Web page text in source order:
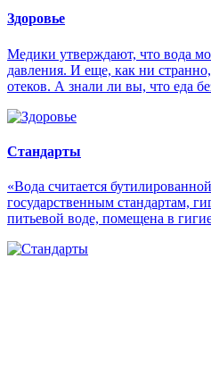
Здоровье
Медики утверждают, что вода
давления. И еще, как ни
отеков. А знали ли вы, что еда
Стандарты
«Вода считается
государственным стандартам,
питьевой воде, помещена в